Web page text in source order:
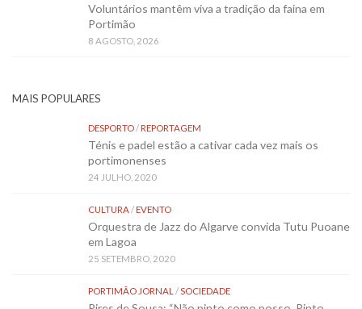
Voluntários mantêm viva a tradição da faina em
Portimão
8 AGOSTO, 2026
MAIS POPULARES
DESPORTO/REPORTAGEM
Ténis e padel estão a cativar cada vez mais os
portimonenses
24 JULHO, 2020
CULTURA/EVENTO
Orquestra de Jazz do Algarve convida Tutu Puoane
em Lagoa
25 SETEMBRO, 2020
PORTIMÃO JORNAL /SOCIEDADE